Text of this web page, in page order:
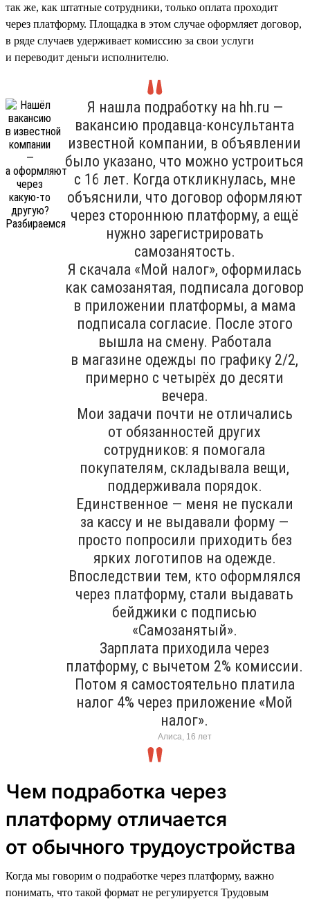
так же, как штатные сотрудники, только оплата проходит
через платформу. Площадка в этом случае оформляет договор,
в ряде случаев удерживает комиссию за свои услуги
и переводит деньги исполнителю.
Я нашла подработку на hh.ru —
вакансию продавца-консультанта
известной компании, в объявлении
было указано, что можно устроиться
с 16 лет. Когда откликнулась, мне
объяснили, что договор оформляют
через стороннюю платформу, а ещё
нужно зарегистрировать
самозанятость.
Я скачала «Мой налог», оформилась
как самозанятая, подписала договор
в приложении платформы, а мама
подписала согласие. После этого
вышла на смену. Работала
в магазине одежды по графику 2/2,
примерно с четырёх до десяти
вечера.
Мои задачи почти не отличались
от обязанностей других
сотрудников: я помогала
покупателям, складывала вещи,
поддерживала порядок.
Единственное — меня не пускали
за кассу и не выдавали форму —
просто попросили приходить без
ярких логотипов на одежде.
Впоследствии тем, кто оформлялся
через платформу, стали выдавать
бейджики с подписью
«Самозанятый».
Зарплата приходила через
платформу, с вычетом 2% комиссии.
Потом я самостоятельно платила
налог 4% через приложение «Мой
налог».
Алиса, 16 лет
Чем подработка через
платформу отличается
от обычного трудоустройства
Когда мы говорим о подработке через платформу, важно
понимать, что такой формат не регулируется Трудовым